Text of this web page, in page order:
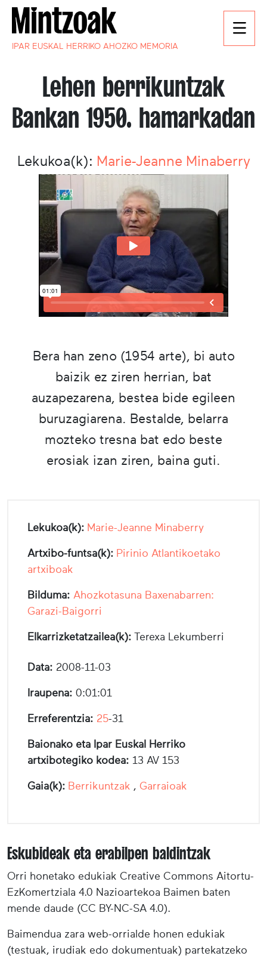
IPAR EUSKAL HERRIKO AHOZKO MEMORIA
Lehen berrikuntzak
Bankan 1950. hamarkadan
Lekukoa(k): Marie-Jeanne Minaberry
Bera han zeno (1954 arte), bi auto
baizik ez ziren herrian, bat
auzapezarena, bestea bide egileen
buruzagiarena. Bestalde, belarra
mozteko tresna bat edo beste
erosiak izan ziren, baina guti.
Lekukoa(k): Marie-Jeanne Minaberry
Artxibo-funtsa(k): Pirinio Atlantikoetako
artxiboak
Bilduma: Ahozkotasuna Baxenabarren:
Garazi-Baigorri
Elkarrizketatzailea(k): Terexa Lekumberri
Data: 2008-11-03
Iraupena: 0:01:01
Erreferentzia: 25-31
Baionako eta Ipar Euskal Herriko
artxibotegiko kodea: 13 AV 153
Gaia(k): Berrikuntzak , Garraioak
Eskubideak eta erabilpen baldintzak
Orri honetako edukiak Creative Commons Aitortu-
EzKomertziala 4.0 Nazioartekoa Baimen baten
mende daude (CC BY-NC-SA 4.0).
Baimendua zara web-orrialde honen edukiak
(testuak, irudiak edo dokumentuak) partekatzeko